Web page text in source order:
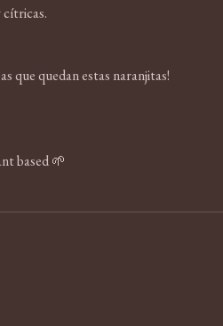
cítricas.
que quedan estas naranjitas!
based 🌱